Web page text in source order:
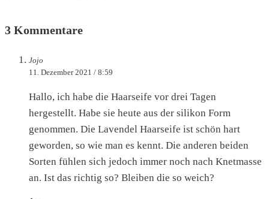
3 Kommentare
Jojo
11. Dezember 2021 / 8:59
Hallo, ich habe die Haarseife vor drei Tagen
hergestellt. Habe sie heute aus der silikon Form
genommen. Die Lavendel Haarseife ist schön hart
geworden, so wie man es kennt. Die anderen beiden
Sorten fühlen sich jedoch immer noch nach Knetmasse
an. Ist das richtig so? Bleiben die so weich?